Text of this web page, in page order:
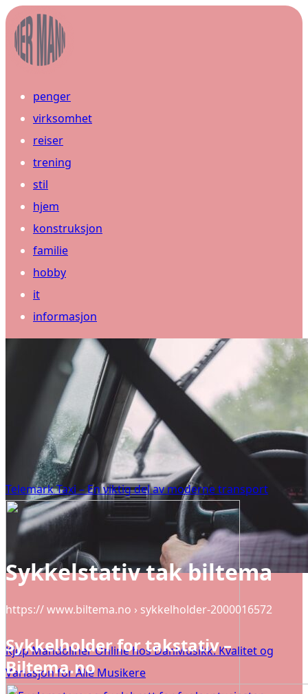
penger
virksomhet
reiser
trening
stil
hjem
konstruksjon
familie
hobby
it
informasjon
Telemark Taxi – En viktig del av moderne transport
Kjøp Mandoliner Online hos DanMusikk: Kvalitet og
Variasjon for Alle Musikere
Sykkelstativ tak biltema
https:// www.biltema.no › sykkelholder-2000016572
Sykkelholder for takstativ –
Biltema.no